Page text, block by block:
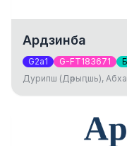
Ардзинба
G2a1 G-FT183671
Дурипш (Дәрыԥшь),